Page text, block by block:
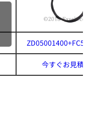
今すぐお見積も